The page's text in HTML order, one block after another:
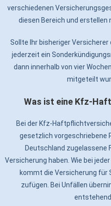
verschiedenen
diesen Bereich und erstellen
Sollte Ihr bisheriger Versicherer
jederzeit ein
dann innerhalb von vier
mitgeteilt
Was ist eine Kfz-
Bei der Kfz-
gesetzlich vorgeschriebene
Deutschland zugelassene
Versicherung haben. Wie bei
kommt die Versicherung für
zufügen. Bei Unfällen